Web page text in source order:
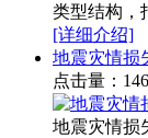
类型结构，
[详细介绍]
地震灾情损
点击量：
地震灾情损